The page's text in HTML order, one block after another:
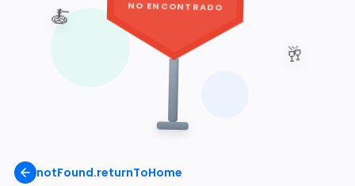
notFound.returnToHome
🥂
🍝 NO ENCONTRADO